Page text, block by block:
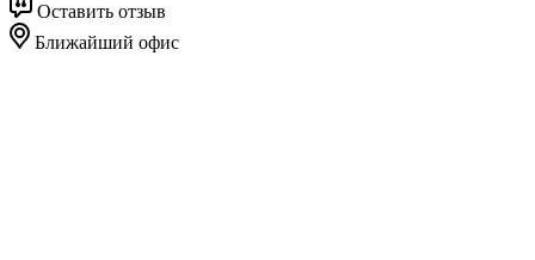
Оставить отзыв
Ближайший офис